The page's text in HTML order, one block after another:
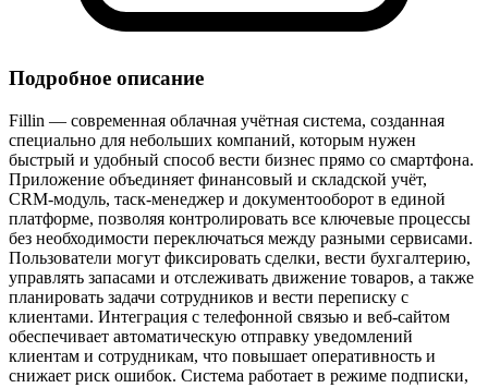
Подробное описание
Fillin — современная облачная учётная система, созданная
специально для небольших компаний, которым нужен
быстрый и удобный способ вести бизнес прямо со смартфона.
Приложение объединяет финансовый и складской учёт,
CRM‑модуль, таск‑менеджер и документооборот в единой
платформе, позволяя контролировать все ключевые процессы
без необходимости переключаться между разными сервисами.
Пользователи могут фиксировать сделки, вести бухгалтерию,
управлять запасами и отслеживать движение товаров, а также
планировать задачи сотрудников и вести переписку с
клиентами. Интеграция с телефонной связью и веб‑сайтом
обеспечивает автоматическую отправку уведомлений
клиентам и сотрудникам, что повышает оперативность и
снижает риск ошибок. Система работает в режиме подписки,